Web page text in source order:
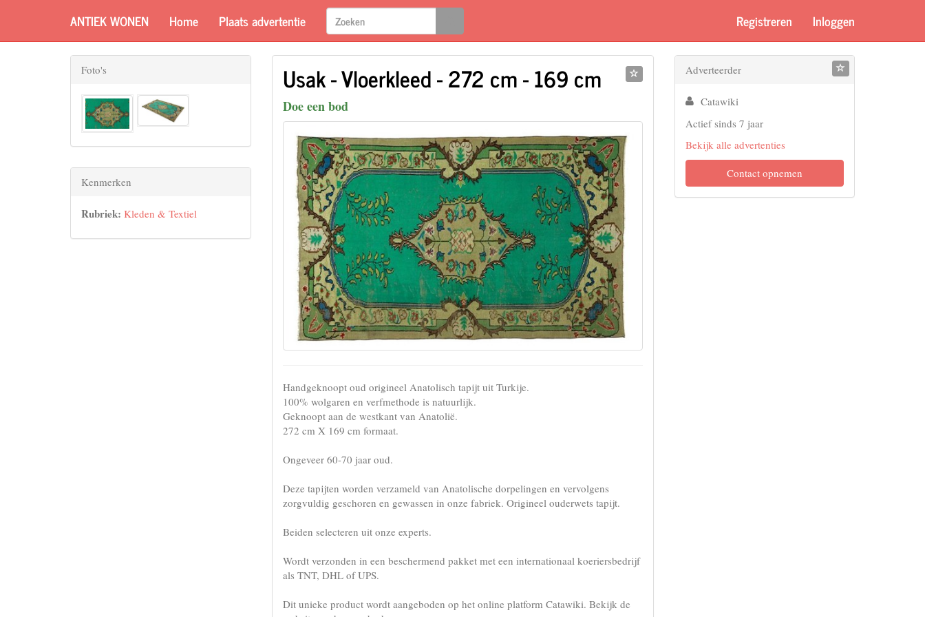
ANTIEK WONEN Home Plaats advertentie Registreren Inloggen
Usak - Vloerkleed - 272 cm - 169 cm
Doe een bod
Handgeknoopt oud origineel Anatolisch tapijt uit Turkije.
100% wolgaren en verfmethode is natuurlijk.
Geknoopt aan de westkant van Anatolië.
272 cm X 169 cm formaat.
Ongeveer 60-70 jaar oud.
Deze tapijten worden verzameld van Anatolische dorpelingen en vervolgens
zorgvuldig geschoren en gewassen in onze fabriek. Origineel ouderwets tapijt.
Beiden selecteren uit onze experts.
Wordt verzonden in een beschermend pakket met een internationaal koeriersbedrijf
als TNT, DHL of UPS.
Dit unieke product wordt aangeboden op het online platform Catawiki. Bekijk de
Foto's
Kenmerken
Rubriek: Kleden & Textiel
Adverteerder
Catawiki
Actief sinds 7 jaar
Bekijk alle advertenties
Contact opnemen